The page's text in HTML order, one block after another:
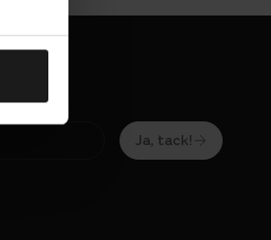
Ja, tack!